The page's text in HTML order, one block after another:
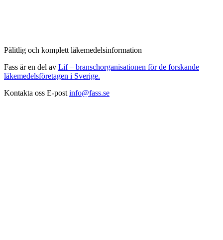
Pålitlig och komplett läkemedelsinformation
Fass är en del av Lif – branschorganisationen för de forskande
läkemedelsföretagen i Sverige.
Kontakta oss E-post info@fass.se